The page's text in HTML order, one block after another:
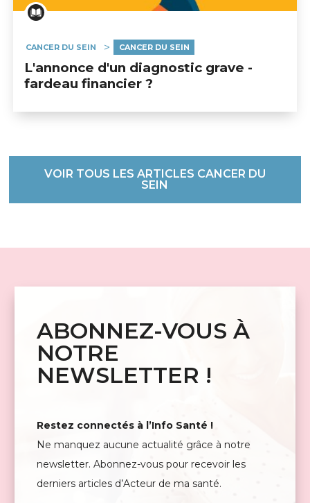
CANCER DU SEIN CANCER DU SEIN
L'annonce d'un diagnostic grave -
fardeau financier ?
VOIR TOUS LES ARTICLES CANCER DU
SEIN
ABONNEZ-VOUS À
NOTRE
NEWSLETTER !
Restez connectés à l’Info Santé !
Ne manquez aucune actualité grâce à notre
newsletter. Abonnez-vous pour recevoir les
derniers articles d’Acteur de ma santé.